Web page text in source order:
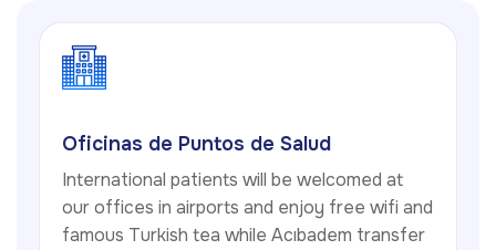
Oficinas de Puntos de Salud
International patients will be welcomed at
our offices in airports and enjoy free wifi and
famous Turkish tea while Acıbadem transfer